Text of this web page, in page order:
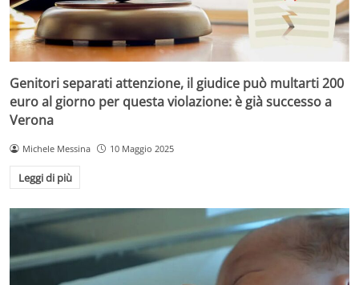
Genitori separati attenzione, il giudice può multarti 200
euro al giorno per questa violazione: è già successo a
Verona
Michele Messina 10 Maggio 2025
Leggi di più